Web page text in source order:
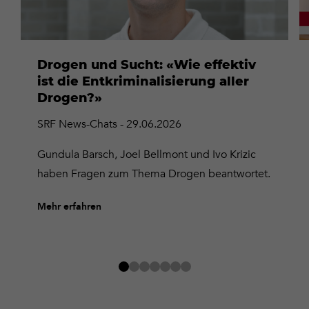
Drogen und Sucht: «Wie effektiv
ist die Entkriminalisierung aller
Drogen?»
SRF News-Chats - 29.06.2026
Gundula Barsch, Joel Bellmont und Ivo Krizic
haben Fragen zum Thema Drogen beantwortet.
Mehr erfahren